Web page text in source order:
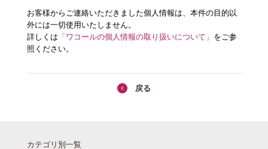
お客様からご連絡いただきました個人情報は、本件の目的以
外には一切使用いたしません。
詳しくは 「ワコールの個人情報の取り扱いについて」 をご参
照ください。
戻る
カテゴリ別一覧